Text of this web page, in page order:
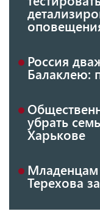
Россия
Балаклею:
убрать
Харькове
Терехова